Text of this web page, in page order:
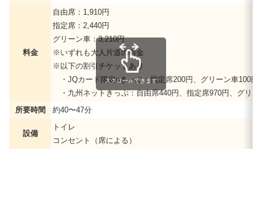
料金
自由席：1,910円
指定席：2,440円
グリーン車：3,210円
※いずれも大人片道の料金
※以下の割引チケットあり
・JQカード限定eきっぷ：指定席200円、グリーン車100円
・九州ネットきっぷ：自由席440円、指定席970円、グリー
所要時間
約40〜47分
設備
トイレ
コンセント（席による）
スクロールできます